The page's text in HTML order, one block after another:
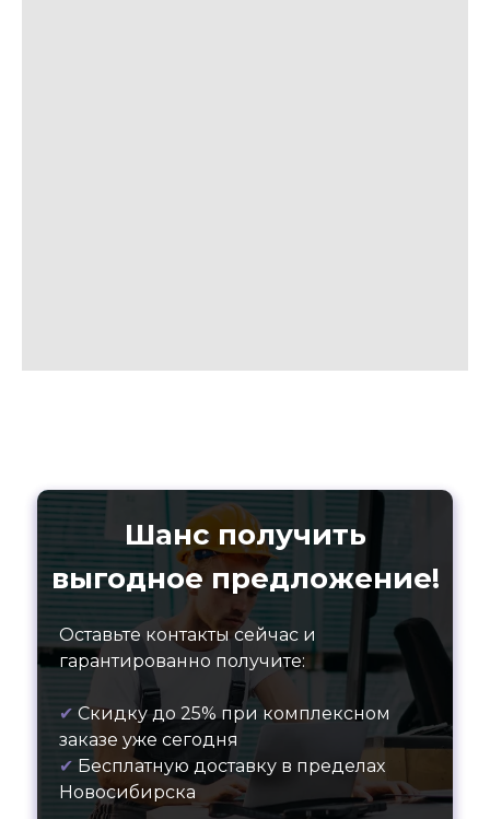
Шанс получить
выгодное предложение!
Оставьте контакты сейчас и
гарантированно получите:
✔ Скидку до 25% при комплексном
заказе уже сегодня
✔ Бесплатную доставку в пределах
Новосибирска